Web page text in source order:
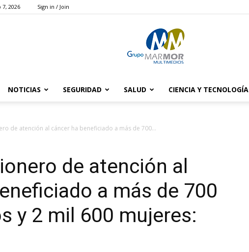
2026 Sign in / Join
Marmor
NOTICIAS SEGURIDAD SALUD CIENCIA Y TECNOLOGÍA
de atención al cáncer ha beneficiado a más de 700...
de atención al
a más de 700
y 2 mil 600 mujeres: